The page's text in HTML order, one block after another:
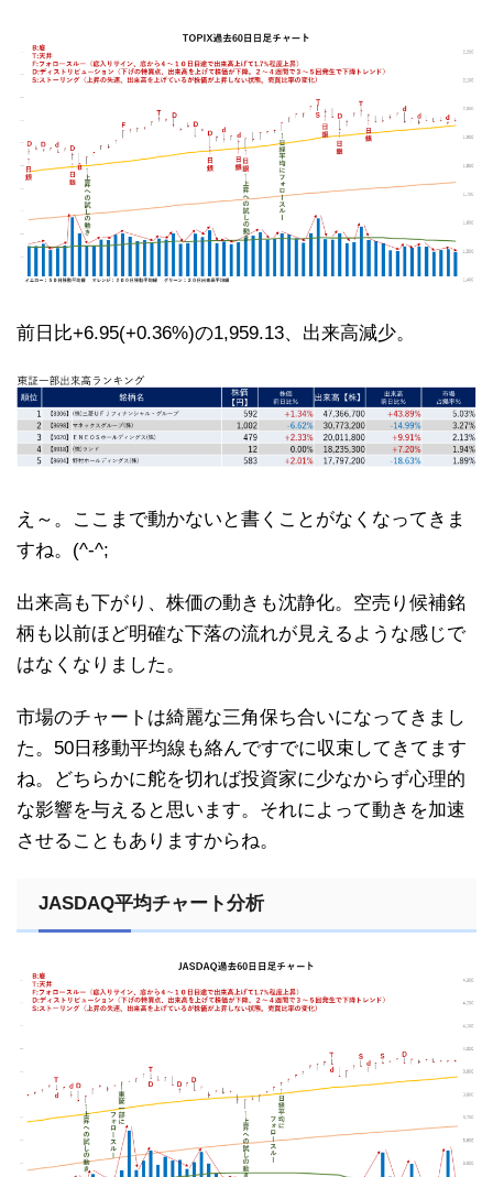
前日比+6.95(+0.36%)の1,959.13、出来高減少。
え～。ここまで動かないと書くことがなくなってきま
すね。(^-^;
出来高も下がり、株価の動きも沈静化。空売り候補銘
柄も以前ほど明確な下落の流れが見えるような感じで
はなくなりました。
市場のチャートは綺麗な三角保ち合いになってきまし
た。50日移動平均線も絡んですでに収束してきてます
ね。どちらかに舵を切れば投資家に少なからず心理的
な影響を与えると思います。それによって動きを加速
させることもありますからね。
JASDAQ平均チャート分析